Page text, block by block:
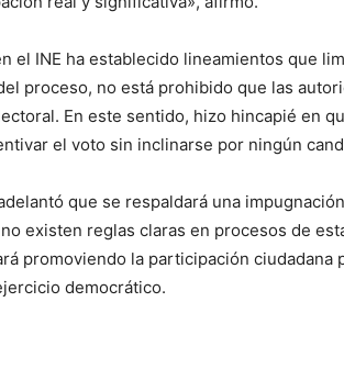
el INE ha establecido lineamientos que
proceso, no está prohibido que las
En este sentido, hizo hincapié en
el voto sin inclinarse por ningún
que se respaldará una
existen reglas claras en procesos de
promoviendo la participación ciudadana
democrático.